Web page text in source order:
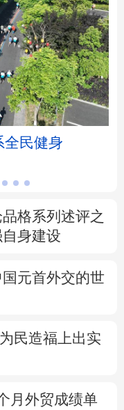
北 山西
海 江苏
建
北
南 重庆
全民健身
格系列述评之
身建设
元首外交的世
民造福上出实
月外贸成绩单